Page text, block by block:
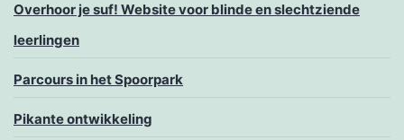
Overhoor je suf! Website voor blinde en slechtziende
leerlingen
Parcours in het Spoorpark
Pikante ontwikkeling